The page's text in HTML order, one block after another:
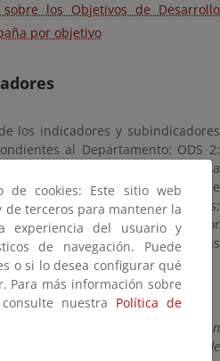
los Objetivos de Desarrollo
por objetivo
los indicadores y subindicadores
al Departamento: ODS 2:
y saneamiento; ODS 7: Energía
ODS 9: Industria, Innovación e
y Comunidades Sostenibles;
responsables; ODS 13: Acción por
y ODS 15: Vida de ecosistemas
en el icono del ODS
se puede consultar información
método de cálculo y unidad de
de cookies: Este sitio web
de terceros para mantener la
experiencia del usuario y
de navegación. Puede
o si lo desea configurar qué
Para más información sobre
nuestra Política de